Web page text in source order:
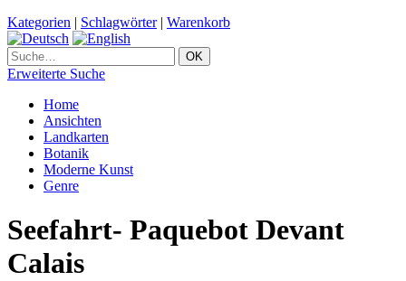
Kategorien | Schlagwörter| Warenkorb
Erweiterte Suche
Home
Ansichten
Landkarten
Botanik
Moderne Kunst
Genre
Seefahrt- Paquebot Devant
Calais